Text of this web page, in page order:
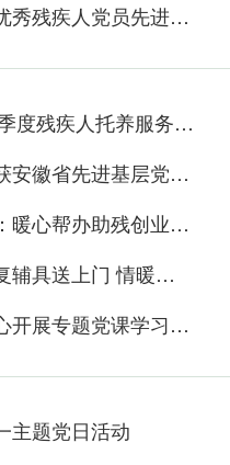
桐城党员何花亮相安庆市优秀残疾人党员先进事迹宣讲舞台
安庆经开区开展2026年二季度残疾人托养服务机构督查
迎江区沐阳之家党支部荣获安徽省先进基层党组织称号
桐城市龙腾街道钱庄社区：暖心帮办助残创业 精准服务纾解民忧
桐城市青草镇永庭村：康复辅具送上门 情暖特殊群体
怀宁县思语残疾人康复中心开展专题党课学习活动
主题党日活动